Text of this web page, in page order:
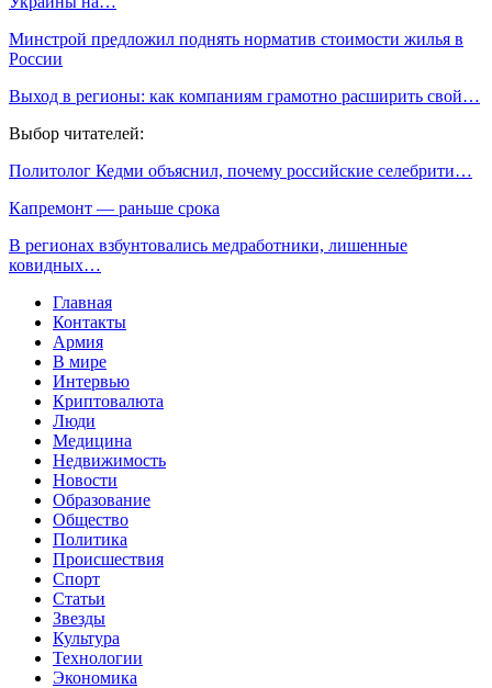
Минстрой предложил поднять норматив стоимости жилья в
России
Выход в регионы: как компаниям грамотно расширить свой…
Выбор читателей:
Политолог Кедми объяснил, почему российские селебрити…
Капремонт — раньше срока
В регионах взбунтовались медработники, лишенные
ковидных…
Главная
Контакты
Армия
В мире
Интервью
Криптовалюта
Люди
Медицина
Недвижимость
Новости
Образование
Общество
Политика
Происшествия
Спорт
Статьи
Звезды
Культура
Технологии
Экономика